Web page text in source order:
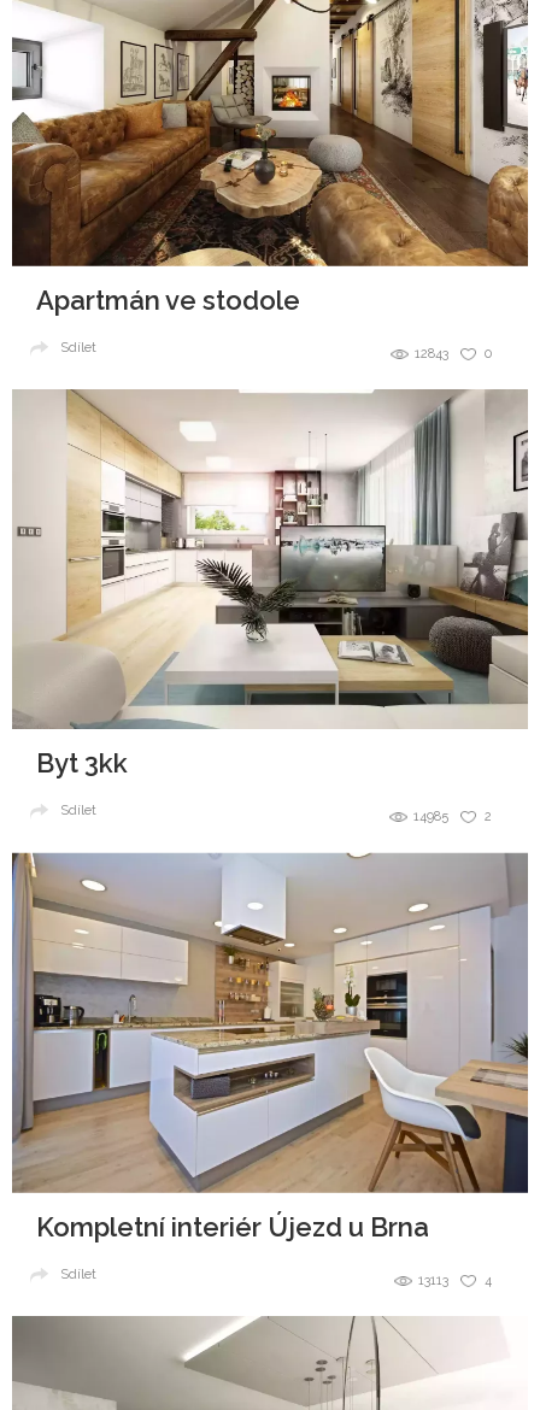
Apartmán ve stodole
0
12843
Sdílet
Byt 3kk
2
14985
Sdílet
Kompletní interiér Újezd u Brna
4
13113
Sdílet